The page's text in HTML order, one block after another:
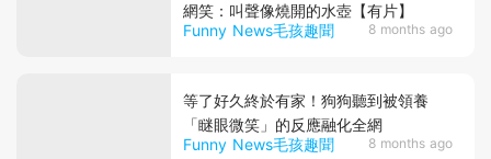
Funny News毛孩趣聞 8 months ago
網笑：叫聲像燒開的水壺【有片】
Funny News毛孩趣聞 8 months ago
等了好久終於有家！狗狗聽到被領養
「瞇眼微笑」的反應融化全網